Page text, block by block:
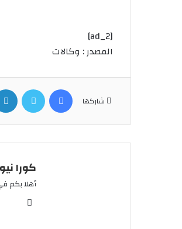
[ad_2]
المصدر : وكالات
شاركها
فيسبوك تويتر
كورا نيو
أهلا بكم